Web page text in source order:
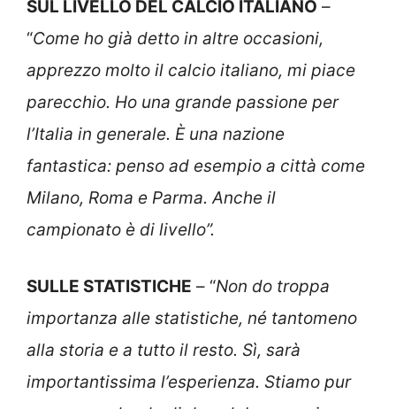
SUL LIVELLO DEL CALCIO ITALIANO –
“Come ho già detto in altre occasioni,
apprezzo molto il calcio italiano, mi piace
parecchio. Ho una grande passione per
l’Italia in generale. È una nazione
fantastica: penso ad esempio a città come
Milano, Roma e Parma. Anche il
campionato è di livello”.
SULLE STATISTICHE – “Non do troppa
importanza alle statistiche, né tantomeno
alla storia e a tutto il resto. Sì, sarà
importantissima l’esperienza. Stiamo pur